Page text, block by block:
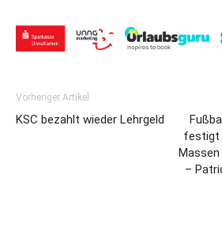
Vorheriger Artikel
KSC bezahlt wieder Lehrgeld
festigt
–